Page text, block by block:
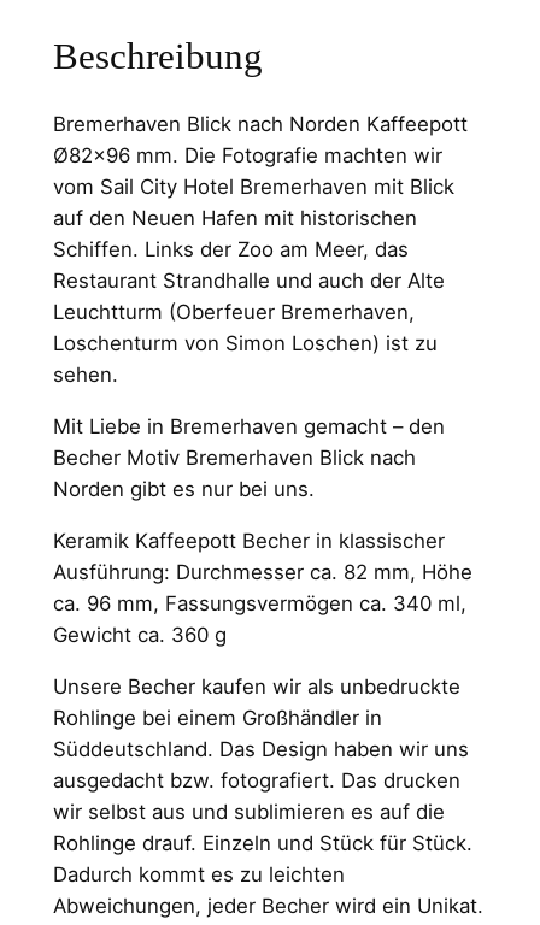
h
v
e
n
B
l
i
c
k
n
c
h
N
o
r
d
e
K
a
f
f
e
e
p
o
Beschreibung
Bremerhaven Blick nach Norden Kaffeepott
Ø82×96 mm. Die Fotografie machten wir
vom Sail City Hotel Bremerhaven mit Blick
auf den Neuen Hafen mit historischen
Schiffen. Links der Zoo am Meer, das
Restaurant Strandhalle und auch der Alte
Leuchtturm (Oberfeuer Bremerhaven,
Loschenturm von Simon Loschen) ist zu
sehen.
Mit Liebe in Bremerhaven gemacht – den
Becher Motiv Bremerhaven Blick nach
Norden gibt es nur bei uns.
Keramik Kaffeepott Becher in klassischer
Ausführung: Durchmesser ca. 82 mm, Höhe
ca. 96 mm, Fassungsvermögen ca. 340 ml,
Gewicht ca. 360 g
Unsere Becher kaufen wir als unbedruckte
Rohlinge bei einem Großhändler in
Süddeutschland. Das Design haben wir uns
ausgedacht bzw. fotografiert. Das drucken
wir selbst aus und sublimieren es auf die
Rohlinge drauf. Einzeln und Stück für Stück.
Dadurch kommt es zu leichten
Abweichungen, jeder Becher wird ein Unikat.